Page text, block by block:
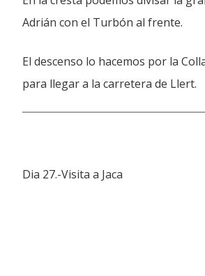
Adrián con el Turbón al frente.
El descenso lo hacemos por la
para llegar a la carretera de Llert.
Dia 27.-Visita a Jaca